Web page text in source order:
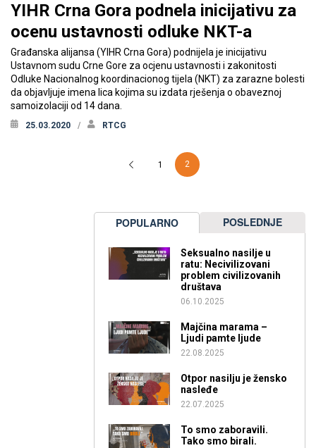
YIHR Crna Gora podnela inicijativu za
ocenu ustavnosti odluke NKT-a
Građanska alijansa (YIHR Crna Gora) podnijela je inicijativu
Ustavnom sudu Crne Gore za ocjenu ustavnosti i zakonitosti
Odluke Nacionalnog koordinacionog tijela (NKT) za zarazne bolesti
da objavljuje imena lica kojima su izdata rješenja o obaveznoj
samoizolaciji od 14 dana.
25.03.2020 RTCG
1 2
POPULARNO POSLEDNJE
Seksualno nasilje u
ratu: Necivilizovani
problem civilizovanih
društava
06.10.2025
Majčina marama –
Ljudi pamte ljude
22.08.2025
Otpor nasilju je žensko
nasleđe
22.07.2025
To smo zaboravili.
Tako smo birali.